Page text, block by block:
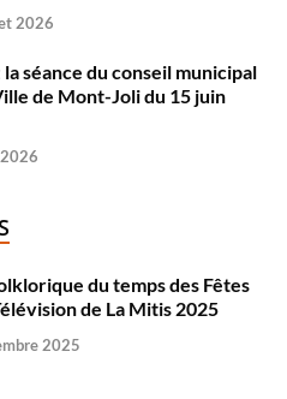
2026
séance du conseil municipal
de Mont-Joli du 15 juin
du temps des Fêtes
de La Mitis 2025
2025